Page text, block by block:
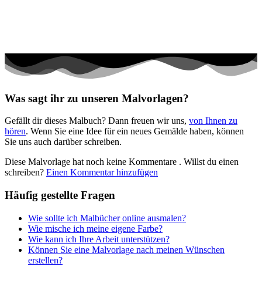
Valentinstag und Liebe
Nezaradené
Unkategorisiert
Was sagt ihr zu unseren Malvorlagen?
Gefällt dir dieses Malbuch? Dann freuen wir uns, von Ihnen zu
hören. Wenn Sie eine Idee für ein neues Gemälde haben, können
Sie uns auch darüber schreiben.
Diese Malvorlage hat noch keine Kommentare . Willst du einen
schreiben? Einen Kommentar hinzufügen
Häufig gestellte Fragen
Wie sollte ich Malbücher online ausmalen?
Wie mische ich meine eigene Farbe?
Wie kann ich Ihre Arbeit unterstützen?
Können Sie eine Malvorlage nach meinen Wünschen
erstellen?